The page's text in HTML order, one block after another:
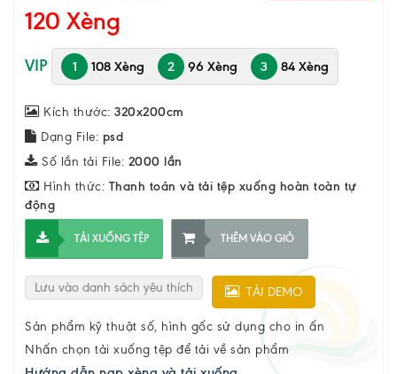
120 Xèng
VIP 1 108 Xèng 2 96 Xèng 3 84 Xèng
Kích thước: 320x200cm
Dạng File: psd
Số lần tải File: 2000 lần
Hình thức: Thanh toán và tải tệp xuống hoàn toàn tự
động
TẢI XUỐNG TỆP THÊM VÀO GIỎ
Lưu vào danh sách yêu thích TẢI DEMO
Sản phẩm kỹ thuật số, hình gốc sử dụng cho in ấn
Nhấn chọn tải xuống tệp để tải về sản phẩm